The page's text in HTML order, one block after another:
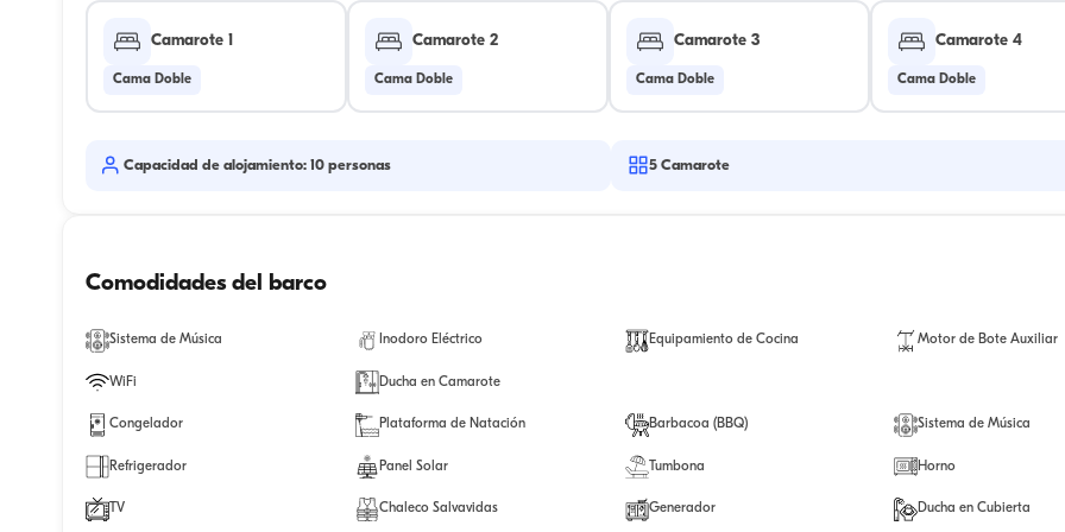
Camarote 1
Cama Doble
Camarote 2
Cama Doble
Camarote 3
Cama Doble
Camarote 4
Cama Doble
Capacidad de alojamiento: 10 personas 5 Camarote
Comodidades del barco
Sistema de Música Inodoro Eléctrico Equipamiento de Cocina Motor de Bote Auxiliar
WiFi Ducha en Camarote
Congelador Plataforma de Natación Barbacoa (BBQ) Sistema de Música
Refrigerador Panel Solar Tumbona Horno
TV Chaleco Salvavidas Generador Ducha en Cubierta